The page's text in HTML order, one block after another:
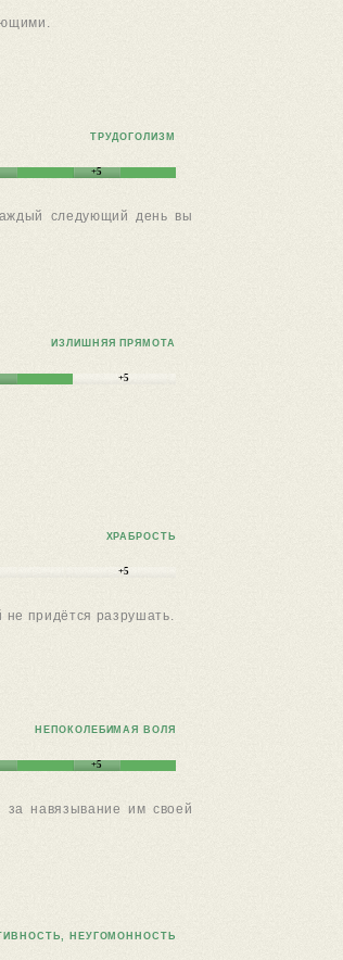
ТРУДОГОЛИЗМ
+5
следующий день вы
ИЗЛИШНЯЯ ПРЯМОТА
+5
ХРАБРОСТЬ
+5
не придётся разрушать.
НЕПОКОЛЕБИМАЯ ВОЛЯ
+5
за навязывание им своей
НЕУГОМОННОСТЬ